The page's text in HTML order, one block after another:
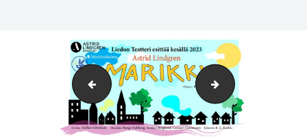
liedon-teatteri-kesa-2023-marikki Liedon